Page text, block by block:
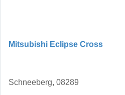
Mitsubishi Eclipse Cross
Schneeberg, 08289